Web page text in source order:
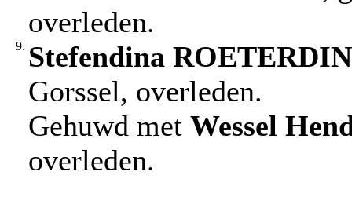
overleden.
9. Stefendina
Gorssel, overleden.
Gehuwd met Wessel
overleden.